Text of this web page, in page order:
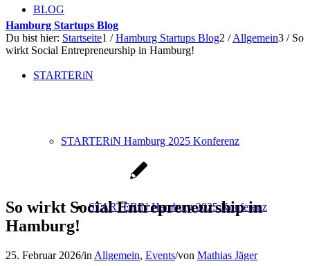
BLOG
STARTERiN
STARTERiN Hamburg 2025 Konferenz
STARTERiN Hamburg 2025 Konferenz
Hamburg Startups Blog
Du bist hier: Startseite1 / Hamburg Startups Blog2 / Allgemein3 / So
wirkt Social Entrepreneurship in Hamburg!
So wirkt Social Entrepreneurship in
Hamburg!
25. Februar 2026/in Allgemein, Events/von Mathias Jäger